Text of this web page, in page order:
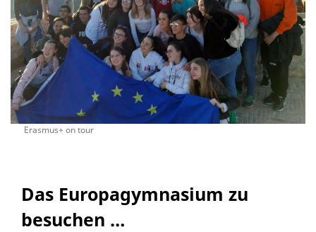
Erasmus+ on tour
Das Europagymnasium zu
besuchen …